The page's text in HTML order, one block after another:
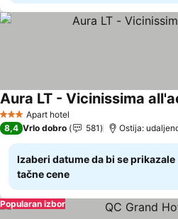
3 ZvezdiceApart hotel
Aura LT - Vicinissima
8,4 Vrlo dobro 581 Ostija:
Izaberi datume da bi se prikazale
tačne cene
Popularan izbor